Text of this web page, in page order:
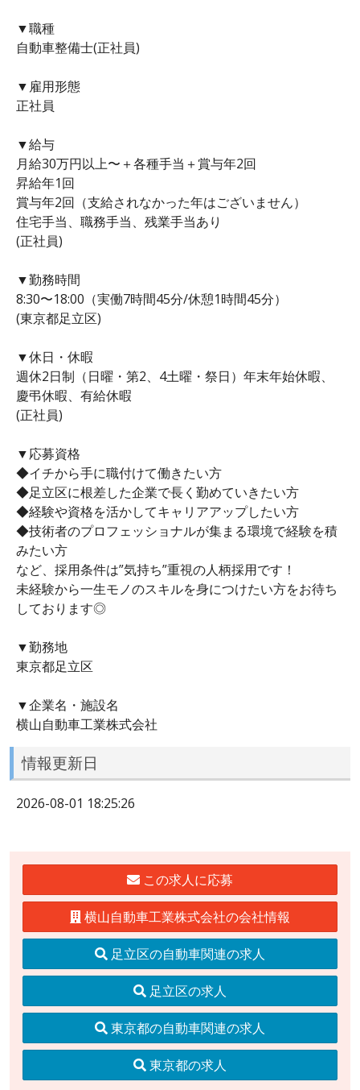
▼職種
自動車整備士(正社員)
▼雇用形態
正社員
▼給与
月給30万円以上〜＋各種手当＋賞与年2回
昇給年1回
賞与年2回（支給されなかった年はございません）
住宅手当、職務手当、残業手当あり
(正社員)
▼勤務時間
8:30〜18:00（実働7時間45分/休憩1時間45分）
(東京都足立区)
▼休日・休暇
週休2日制（日曜・第2、4土曜・祭日）年末年始休暇、
慶弔休暇、有給休暇
(正社員)
▼応募資格
◆イチから手に職付けて働きたい方
◆足立区に根差した企業で長く勤めていきたい方
◆経験や資格を活かしてキャリアアップしたい方
◆技術者のプロフェッショナルが集まる環境で経験を積
みたい方
など、採用条件は”気持ち”重視の人柄採用です！
未経験から一生モノのスキルを身につけたい方をお待ち
しております◎
▼勤務地
東京都足立区
▼企業名・施設名
横山自動車工業株式会社
情報更新日
2026-08-01 18:25:26
この求人に応募
横山自動車工業株式会社の会社情報
足立区の自動車関連の求人
足立区の求人
東京都の自動車関連の求人
東京都の求人